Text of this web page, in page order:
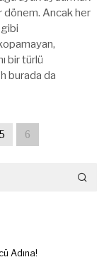
dönem. Ancak her
bir türlü
burada da
5 6
Adına!